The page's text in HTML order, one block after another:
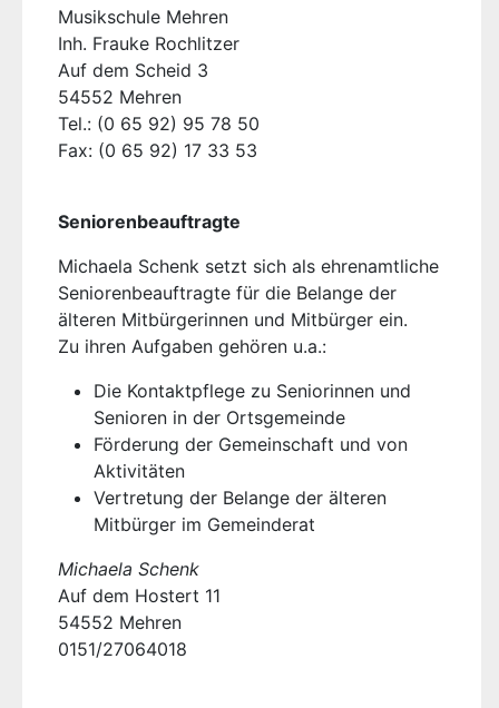
Musikschule Mehren
Inh. Frauke Rochlitzer
Auf dem Scheid 3
54552 Mehren
Tel.: (0 65 92) 95 78 50
Fax: (0 65 92) 17 33 53
Seniorenbeauftragte
Michaela Schenk setzt sich als ehrenamtliche
Seniorenbeauftragte für die Belange der
älteren Mitbürgerinnen und Mitbürger ein.
Zu ihren Aufgaben gehören u.a.:
Die Kontaktpflege zu Seniorinnen und
Senioren in der Ortsgemeinde
Förderung der Gemeinschaft und von
Aktivitäten
Vertretung der Belange der älteren
Mitbürger im Gemeinderat
Michaela Schenk
Auf dem Hostert 11
54552 Mehren
0151/27064018